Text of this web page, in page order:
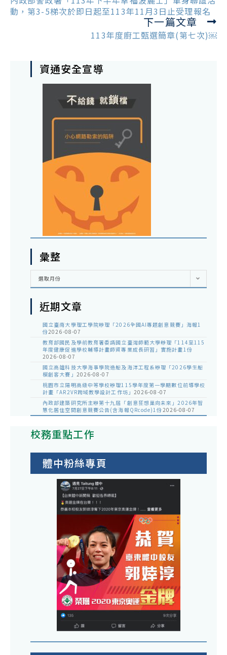
articles
動，第3-5梯次於即日起至113年11月3日止受理報名
下一篇文章
113年度廚工甄選簡章(第七次)￼
資通安全宣導
彙整
彙
選取月份
近期文章
國立臺南大學理工學院辦理「2026全國AI專題創意競賽」海報1
份2026-08-07
教育部國民及學前教育署委請國立臺灣師範大學辦理「114至115
年度健康促進學校輔導計畫師資專業成長研習」實施計畫1份
2026-08-07
國立高雄科技大學海事學院造船及海洋工程系辦理「2026學生船
模創客大賽」 2026-08-07
桃園市立陽明高級中等學校辦理115學年度第一學期數位前導學校
計畫「AR2VR跨域教學設計工作坊」 2026-08-07
內政部建築研究所主辦第十九屆「創意狂想巢向未來」2026年智
慧化居住空間創意競賽公告(含海報QRcode)1份2026-08-07
校務重點工作
體中粉絲專頁